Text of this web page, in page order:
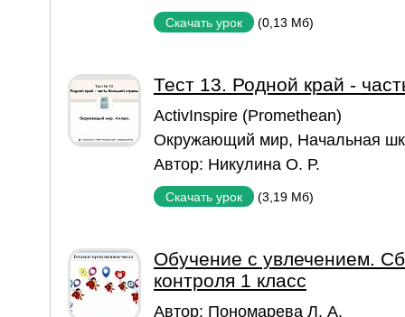
Скачать урок (0,13 Мб)
Тест 13. Родной край -
ActivInspire (Promethean)
Окружающий мир, Начальная
Автор: Никулина О. Р.
Скачать урок (3,19 Мб)
Обучение с увлечением.
контроля 1 класс
Автор: Пономарева Л. А.